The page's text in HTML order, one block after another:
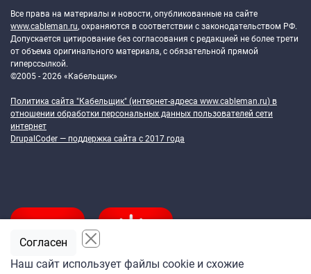
Все права на материалы и новости, опубликованные на сайте
www.cableman.ru, охраняются в соответствии с законодательством РФ.
Допускается цитирование без согласования с редакцией не более трети
от объема оригинального материала, с обязательной прямой
гиперссылкой.
©2005 - 2026 «Кабельщик»
Политика сайта "Кабельщик" (интернет-адреса www.cableman.ru) в
отношении обработки персональных данных пользователей сети
интернет
DrupalCoder — поддержка сайта c 2017 года
Наш сайт использует файлы cookie и схожие
Согласен